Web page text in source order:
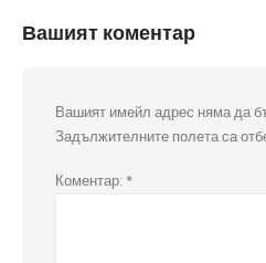
Вашият коментар
Вашият имейл адрес няма да
Задължителните полета са
Коментар: *